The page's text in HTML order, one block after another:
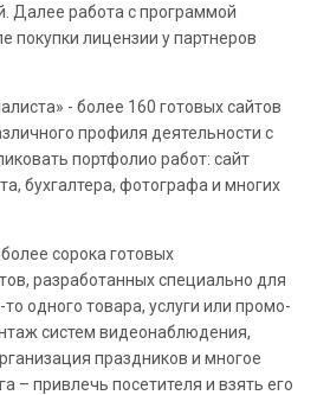
Далее работа с программой
покупки лицензии у партнеров
- более 160 готовых сайтов
профиля деятельности с
портфолио работ: сайт
бухгалтера, фотографа и многих
сорока готовых
разработанных специально для
одного товара, услуги или промо-
систем видеонаблюдения,
праздников и многое
– привлечь посетителя и взять его